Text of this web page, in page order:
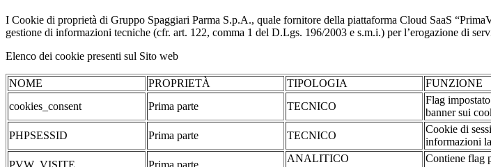
I Cookie di proprietà di Gruppo Spaggiari Parma S.p.A., quale fornitore della piattaforma Cloud SaaS
gestione di informazioni tecniche (cfr. art. 122, comma 1 del D.Lgs. 196/2003 e s.m.i.) per l’erogazione di
Elenco dei cookie presenti sul Sito web
NOME PROPRIETÀ TIPOLOGIA FUNZIONE
cookies_consent
Prima parte TECNICO
Flag
banner sui
PHPSESSID Prima parte TECNICO
Cookie di
informazioni
ANALITICO
Contiene flag